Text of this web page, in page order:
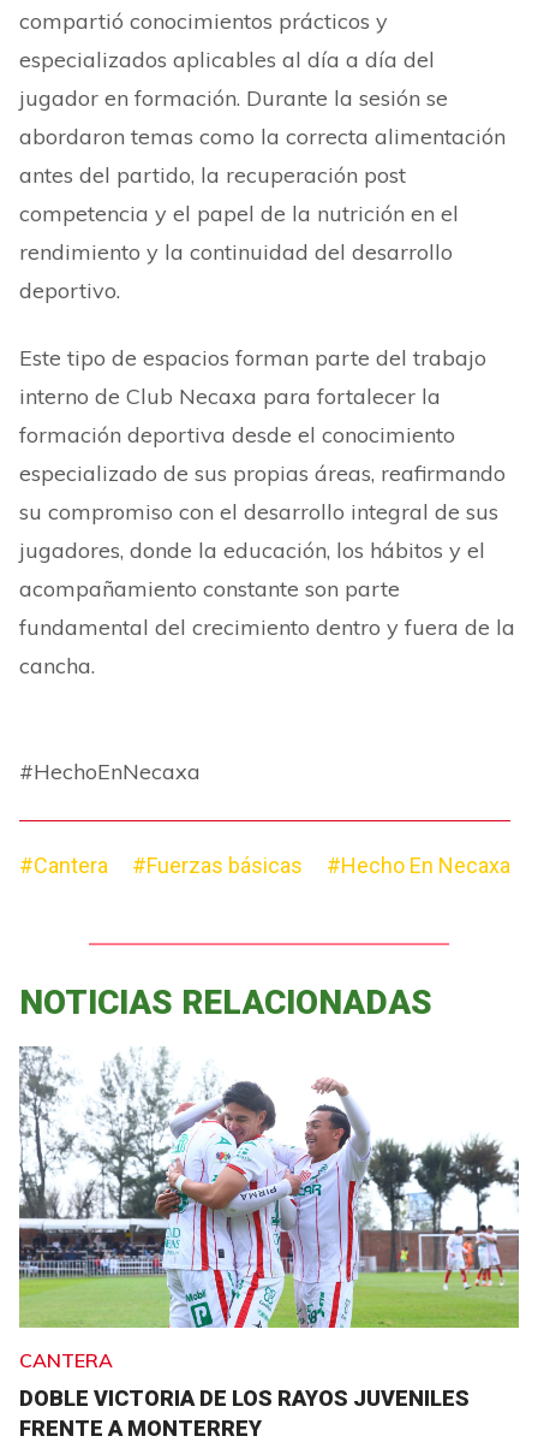
compartió conocimientos prácticos y
especializados aplicables al día a día del
jugador en formación. Durante la sesión se
abordaron temas como la correcta alimentación
antes del partido, la recuperación post
competencia y el papel de la nutrición en el
rendimiento y la continuidad del desarrollo
deportivo.
Este tipo de espacios forman parte del trabajo
interno de Club Necaxa para fortalecer la
formación deportiva desde el conocimiento
especializado de sus propias áreas, reafirmando
su compromiso con el desarrollo integral de sus
jugadores, donde la educación, los hábitos y el
acompañamiento constante son parte
fundamental del crecimiento dentro y fuera de la
cancha.
#HechoEnNecaxa
#Cantera #Fuerzas básicas #Hecho En Necaxa
NOTICIAS RELACIONADAS
CANTERA
DOBLE VICTORIA DE LOS RAYOS JUVENILES
FRENTE A MONTERREY